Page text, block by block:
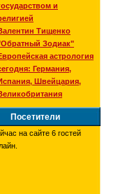
и
Тищенко
Зодиак"
астрология
Германия,
Швейцария,
Посетители
на сайте 6 гостей